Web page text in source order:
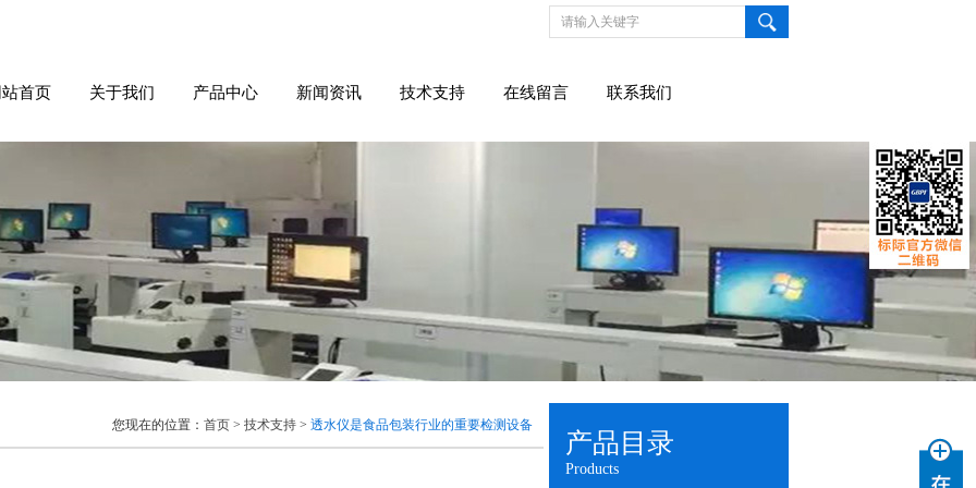
首页 关于我们 产品中心 新闻资讯 技术支持 在线留言 联系我们
您现在的位置： 首页 > 技术支持 > 透水仪是食品包装行业的重要检测设备
产品目录
Products